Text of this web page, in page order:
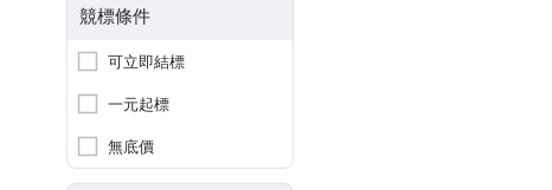
競標條件
可立即結標
一元起標
無底價